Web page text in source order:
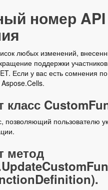
номер
любых изменений,
поддержки
Если у вас есть сомнения
класс
позволяющий пользователю
метод